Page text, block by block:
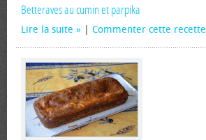
Betteraves au cumin et parpika
Lire la suite Commenter cette recette